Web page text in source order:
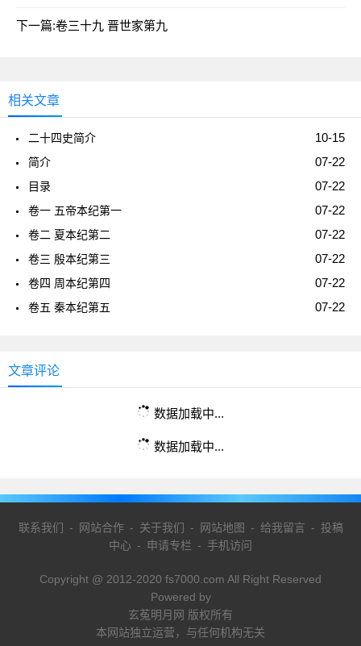
下一篇:卷三十九 晋世家第九
相关文章
10-15
二十四史简介
07-22
简介
07-22
目录
07-22
卷一 五帝本纪第一
07-22
卷二 夏本纪第二
07-22
卷三 殷本纪第三
07-22
卷四 周本纪第四
07-22
卷五 秦本纪第五
文章评论
数据加载中...
数据加载中...
联系我们 - 网站合作- 关于我们 - 网站地图 - 给我留言 - 投稿
中心 - 申请专栏 - 手机访问
Copyright @ 2012-2020 fs7000.com All Right Reserved
Powered by
玄菟明月网 版权所有
本网站独立运营，与任何机构无关